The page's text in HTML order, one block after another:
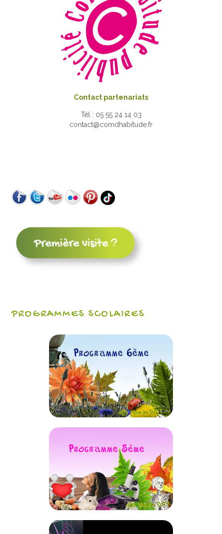
Contact partenariats
Tél : 05 55 24 14 03
contact@comdhabitude.fr
PROGRAMMES SCOLAIRES